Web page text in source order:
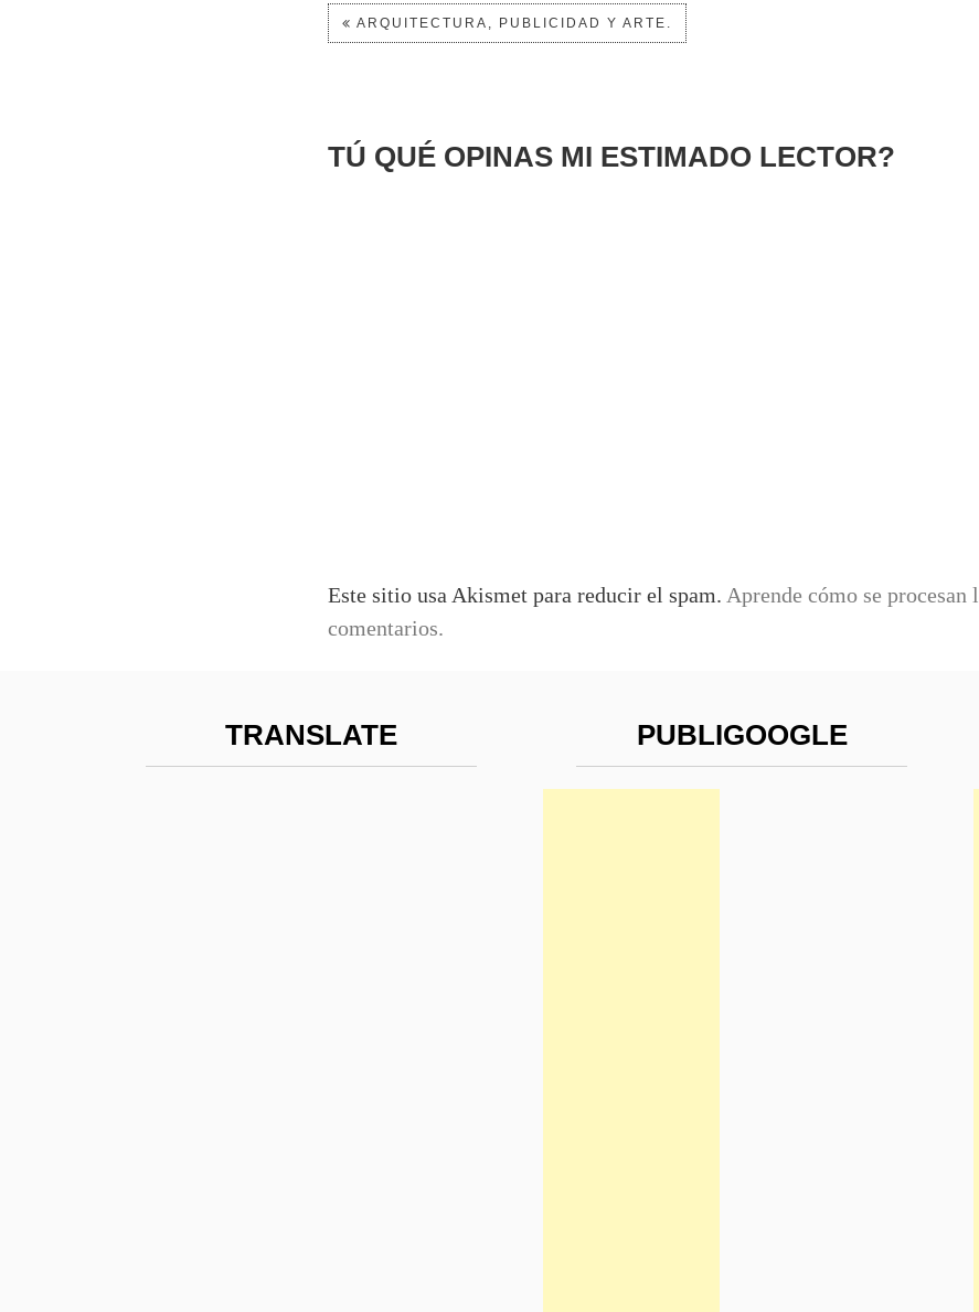
ARQUITECTURA, PUBLICIDAD Y ARTE.
TÚ QUÉ OPINAS MI ESTIMADO LECTOR?
Este sitio usa Akismet para reducir el spam. Aprende cómo se procesan
comentarios.
TRANSLATE PUBLIGOOGLE